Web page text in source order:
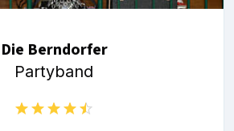
Die Berndorfer
Partyband